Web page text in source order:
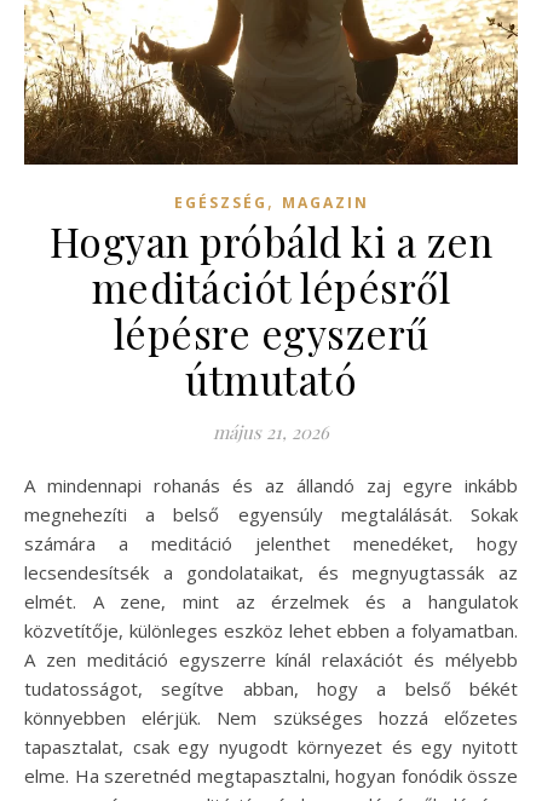
EGÉSZSÉG , MAGAZIN
Hogyan próbáld ki a zen
meditációt lépésről
lépésre egyszerű
útmutató
május 21, 2026
A mindennapi rohanás és az állandó zaj egyre inkább
megnehezíti a belső egyensúly megtalálását. Sokak
számára a meditáció jelenthet menedéket, hogy
lecsendesítsék a gondolataikat, és megnyugtassák az
elmét. A zene, mint az érzelmek és a hangulatok
közvetítője, különleges eszköz lehet ebben a folyamatban.
A zen meditáció egyszerre kínál relaxációt és mélyebb
tudatosságot, segítve abban, hogy a belső békét
könnyebben elérjük. Nem szükséges hozzá előzetes
tapasztalat, csak egy nyugodt környezet és egy nyitott
elme. Ha szeretnéd megtapasztalni, hogyan fonódik össze